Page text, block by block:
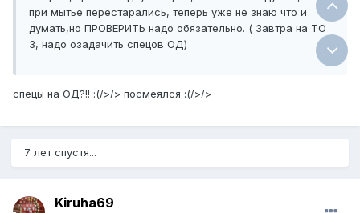
при мытье перестарались, теперь уже не знаю что и
думать,но ПРОВЕРИТЬ надо обязательно. ( Завтра на ТО
3, надо озадачить спецов ОД)
спецы на ОД?!! :(/>/> посмеялся :(/>/>
7 лет спустя...
Kiruha69